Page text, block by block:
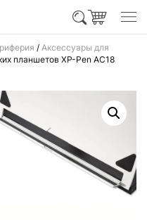
/ Аксессуары для
планшетов XP-Pen AC18